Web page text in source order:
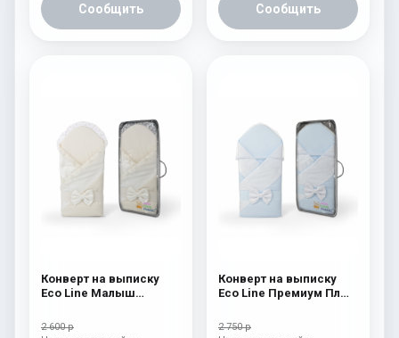
Сообщить Сообщить
Конверт на выписку
Eco Line Малыш
2 600 р
Конверт на выписку
Eco Line Премиум Плюс
2 750 р